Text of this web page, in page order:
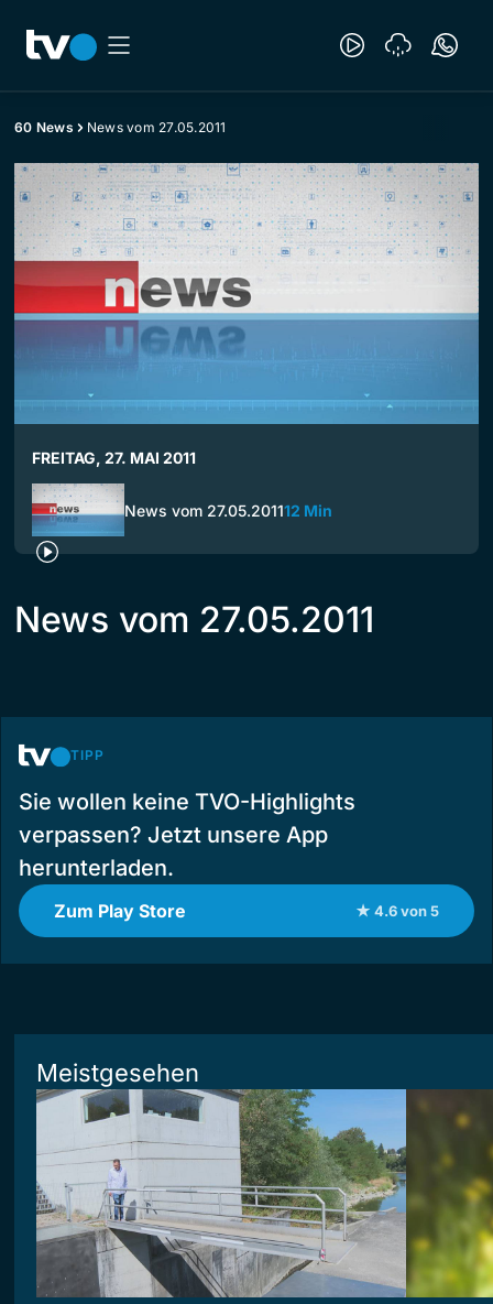
60 News News vom 27.05.2011
FREITAG, 27. MAI 2011
News vom 27.05.201112 Min
News vom 27.05.2011
TIPP
Sie wollen keine TVO-Highlights
verpassen? Jetzt unsere App
herunterladen.
Zum Play Store ★ 4.6 von 5
Meistgesehen